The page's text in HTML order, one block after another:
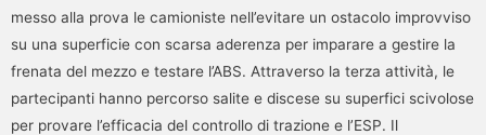
messo alla prova le camioniste nell’evitare un ostacolo improvviso
su una superficie con scarsa aderenza per imparare a gestire la
frenata del mezzo e testare l’ABS. Attraverso la terza attività, le
partecipanti hanno percorso salite e discese su superfici scivolose
per provare l’efficacia del controllo di trazione e l’ESP. Il